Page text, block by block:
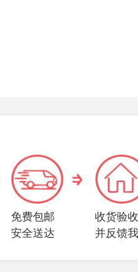
免费包邮
安全送达
收货验
并反馈